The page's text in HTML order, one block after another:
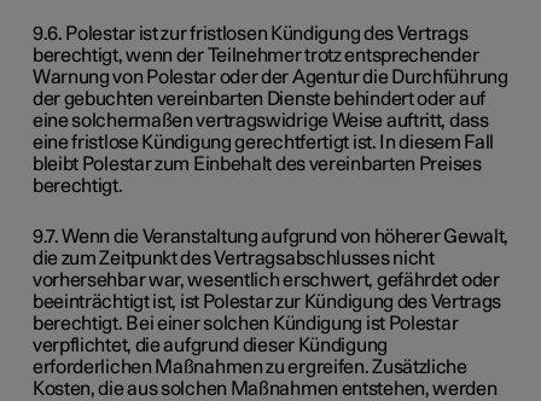
9.6. Polestar ist zur fristlosen Kündigung des Vertrags
berechtigt, wenn der Teilnehmer trotz entsprechender
Warnung von Polestar oder der Agentur die Durchführung
der gebuchten vereinbarten Dienste behindert oder auf
eine solchermaßen vertragswidrige Weise auftritt, dass
eine fristlose Kündigung gerechtfertigt ist. In diesem Fall
bleibt Polestar zum Einbehalt des vereinbarten Preises
berechtigt.
9.7. Wenn die Veranstaltung aufgrund von höherer Gewalt,
die zum Zeitpunkt des Vertragsabschlusses nicht
vorhersehbar war, wesentlich erschwert, gefährdet oder
beeinträchtigt ist, ist Polestar zur Kündigung des Vertrags
berechtigt. Bei einer solchen Kündigung ist Polestar
verpflichtet, die aufgrund dieser Kündigung
erforderlichen Maßnahmen zu ergreifen. Zusätzliche
Kosten, die aus solchen Maßnahmen entstehen, werden